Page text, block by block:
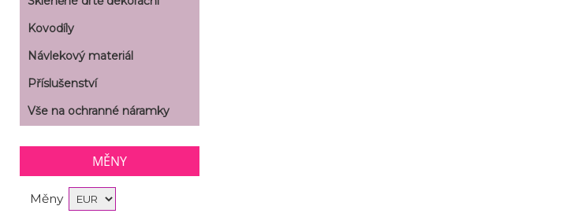
Kovodíly
Návlekový materiál
Příslušenství
Vše na ochranné náramky
MĚNY
Měny